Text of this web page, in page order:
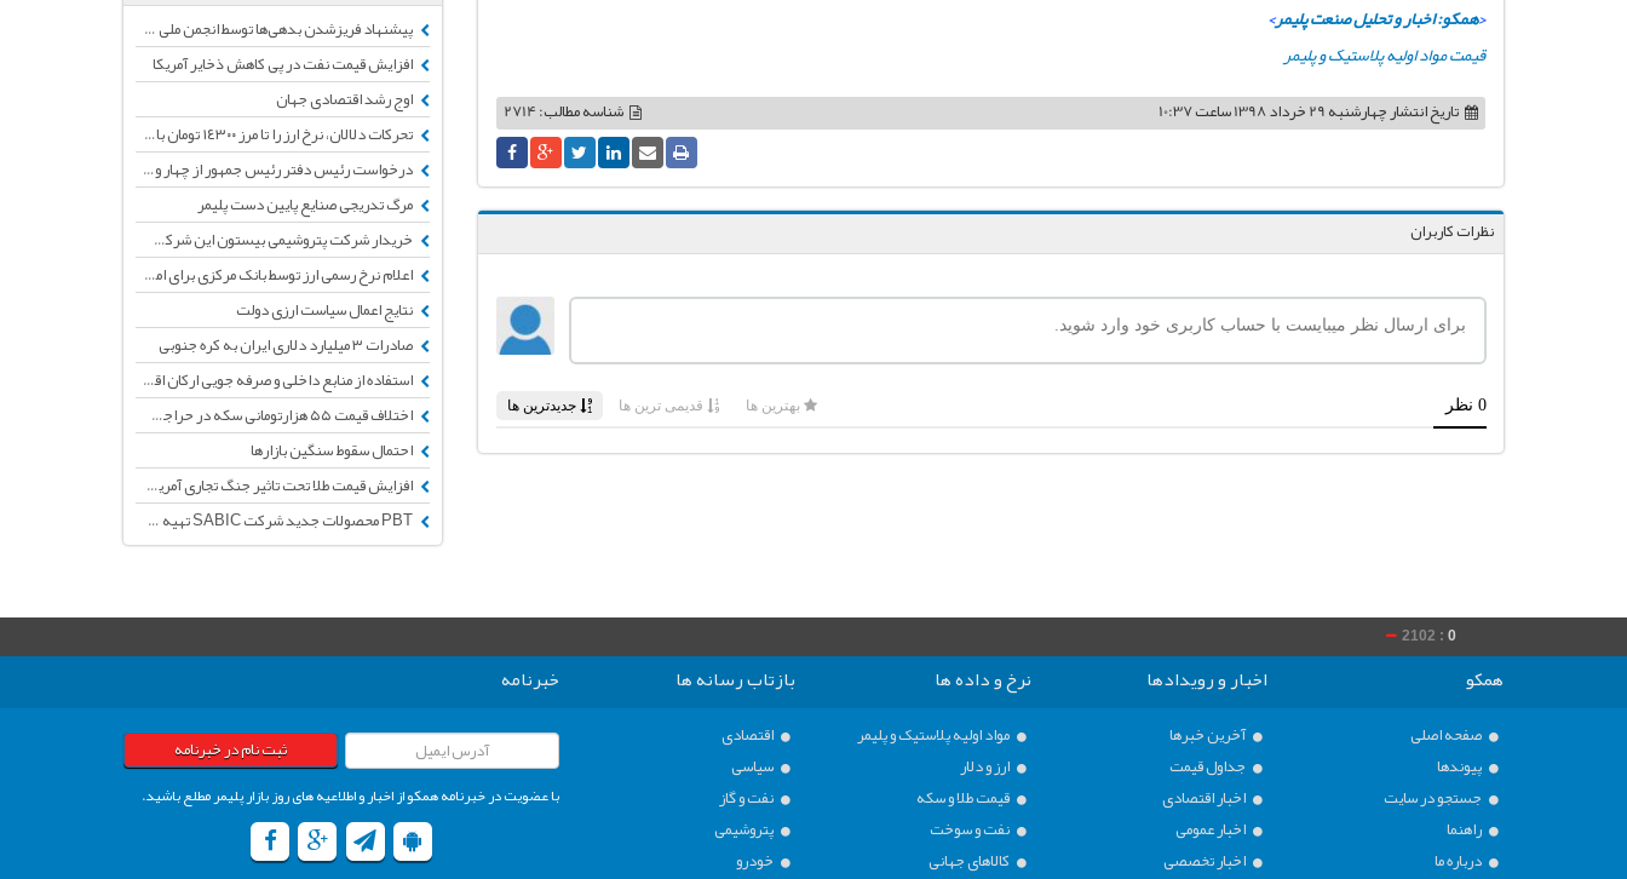
<همکو: اخبار و تحلیل صنعت پلیمر>
قیمت مواد اولیه پلاستیک و پلیمر
شناسه مطالب: 2714 تاریخ انتشارچهارشنبه 29 خرداد 1398 ساعت 10:37
نظرات کاربران
پیشنهاد فریزشدن بدهی‌ها توسط انجمن ملی صنایع پلاستیک و پلیمر
افزایش قیمت نفت در پی کاهش ذخایر آمریکا
اوج رشد اقتصادی جهان
تحرکات دلالان، نرخ ارز را تا مرز ١٤٣٠٠ تومان بالا برد
درخواست رئیس دفتر رئیس جمهور از چهار وزیر، برای ارائه توضیحات در خصوص یک میلیارد یورو ارز دولتی گم شده
مرگ تدریجی صنایع پایین دست پلیمر
خریدار شرکت پتروشیمی بیستون این شرکت را پای طلبش طاق می‌زند!؟
اعلام نرخ رسمی ارز توسط بانک مرکزی برای امروز 10 مهر 98
نتایج اعمال سیاست ارزی دولت
صادرات ۳ میلیارد دلاری ایران به کره جنوبی
استفاده از منابع داخلی و صرفه جویی ارکان اقتصاد مقاومتی هستند
اختلاف قیمت ۵۵ هزارتومانی سکه در حراجی نسبت به بازار آزاد
احتمال سقوط سنگین بازارها
افزایش قیمت طلا تحت تاثیر جنگ تجاری آمریکا و چین
PBT محصولات جدید شرکت SABIC تهیه شده از PET بازیافتی
2102 : 0
همکو اخبار و رویدادها نرخ و داده ها بازتاب رسانه ها خبرنامه
صفحه اصلی
پیوندها
جستجو در سایت
راهنما
درباره ما
آخرین خبرها
جداول قیمت
اخبار اقتصادی
اخبار عمومی
اخبار تخصصی
مواد اولیه پلاستیک و پلیمر
ارز و دلار
قیمت طلا و سکه
نفت و سوخت
کالاهای جهانی
اقتصادی
سیاسی
نفت و گاز
پتروشیمی
خودرو
ثبت نام در خبرنامه
با عضویت در خبرنامه همکو از اخبار و اطلاعیه های روز بازار پلیمر مطلع باشید.